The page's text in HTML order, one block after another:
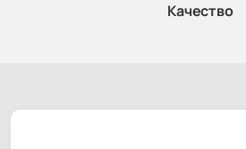
Качество